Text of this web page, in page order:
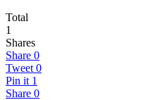
Total
1
Shares
Share 0
Tweet 0
Pin it 1
Share 0